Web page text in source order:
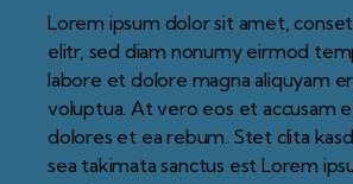
Lorem ipsum dolor sit amet,
elitr, sed diam nonumy eirmod
labore et dolore magna aliquyam
voluptua. At vero eos et accusam
dolores et ea rebum. Stet clita
sea takimata sanctus est Lorem